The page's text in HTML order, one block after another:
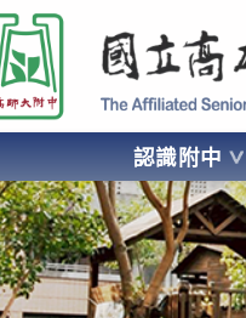
師範大學附屬高級中學 Affiliated
認識附中
SENIOR HIGH